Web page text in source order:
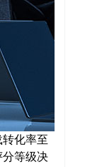
化率至
等级决